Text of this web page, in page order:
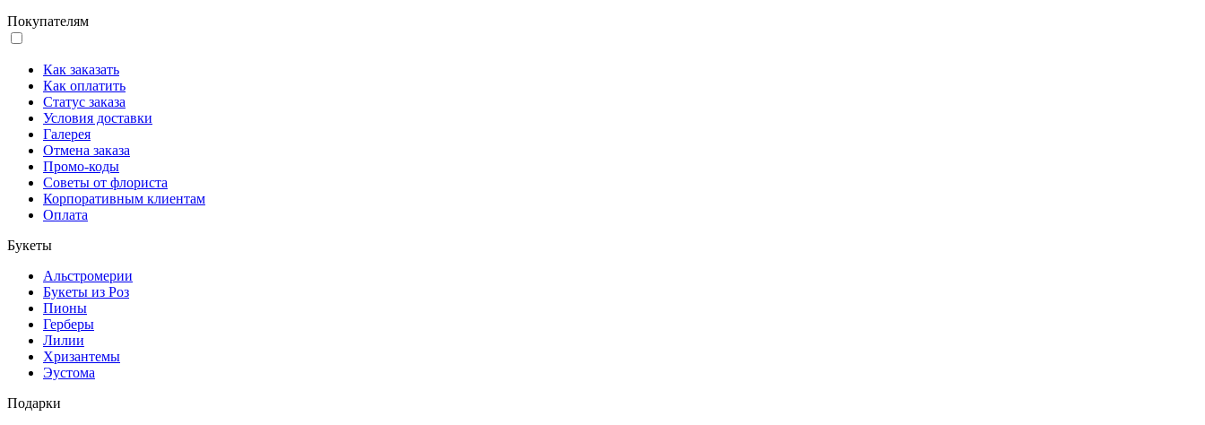
Покупателям
Как заказать
Как оплатить
Статус заказа
Условия доставки
Галерея
Отмена заказа
Промо-коды
Советы от флориста
Корпоративным клиентам
Оплата
Букеты
Альстромерии
Букеты из Роз
Пионы
Герберы
Лилии
Хризантемы
Эустома
Подарки